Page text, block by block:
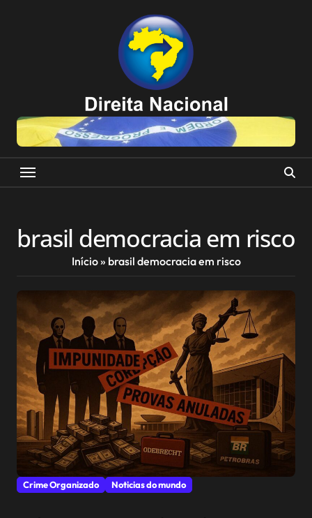
brasil democracia em risco
Início» brasil democracia em risco
Crime Organizado Noticias do mundo